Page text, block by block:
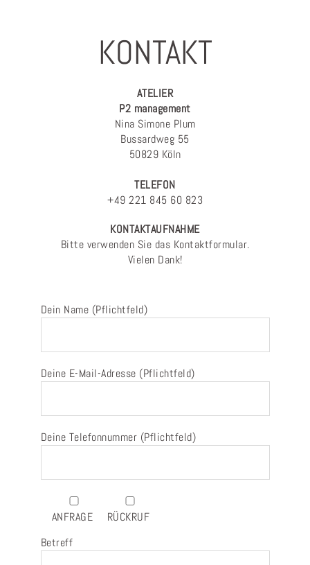
KONTAKT
ATELIER
P2 management
Nina Simone Plum
Bussardweg 55
50829 Köln
TELEFON
+49 221 845 60 823
KONTAKTAUFNAHME
Bitte verwenden Sie das Kontaktformular.
Vielen Dank!
Dein Name (Pflichtfeld)
Deine E-Mail-Adresse (Pflichtfeld)
Deine Telefonnummer (Pflichtfeld)
ANFRAGE
RÜCKRUF
Betreff